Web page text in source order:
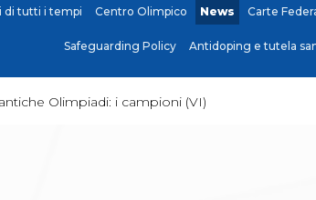
di tutti i tempi Centro Olimpico News Carte
Safeguarding Policy Antidoping e tutela
Olimpiadi: i campioni (VI)